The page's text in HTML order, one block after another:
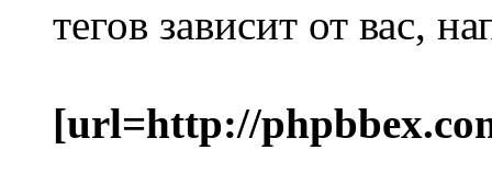
тегов зависит от вас,
[url=http://